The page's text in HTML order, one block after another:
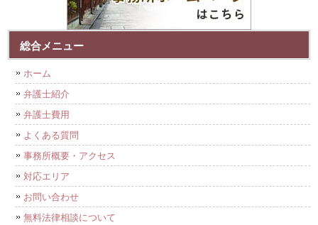
総合メニュー
ホーム
弁護士紹介
弁護士費用
よくある質問
事務所概要・アクセス
対応エリア
お問い合わせ
無料法律相談について